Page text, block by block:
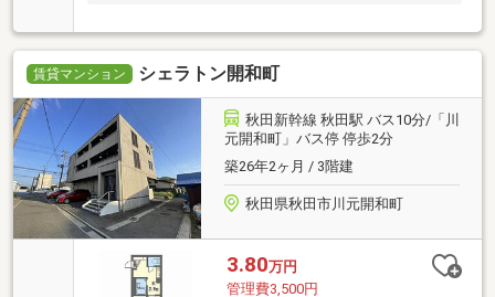
賃貸マンション シェラトン開和町
秋田新幹線 秋田駅 バス10分/「川
元開和町」バス停 停歩2分
築26年2ヶ月 / 3階建
秋田県秋田市川元開和町
3.80万円
管理費3,500円